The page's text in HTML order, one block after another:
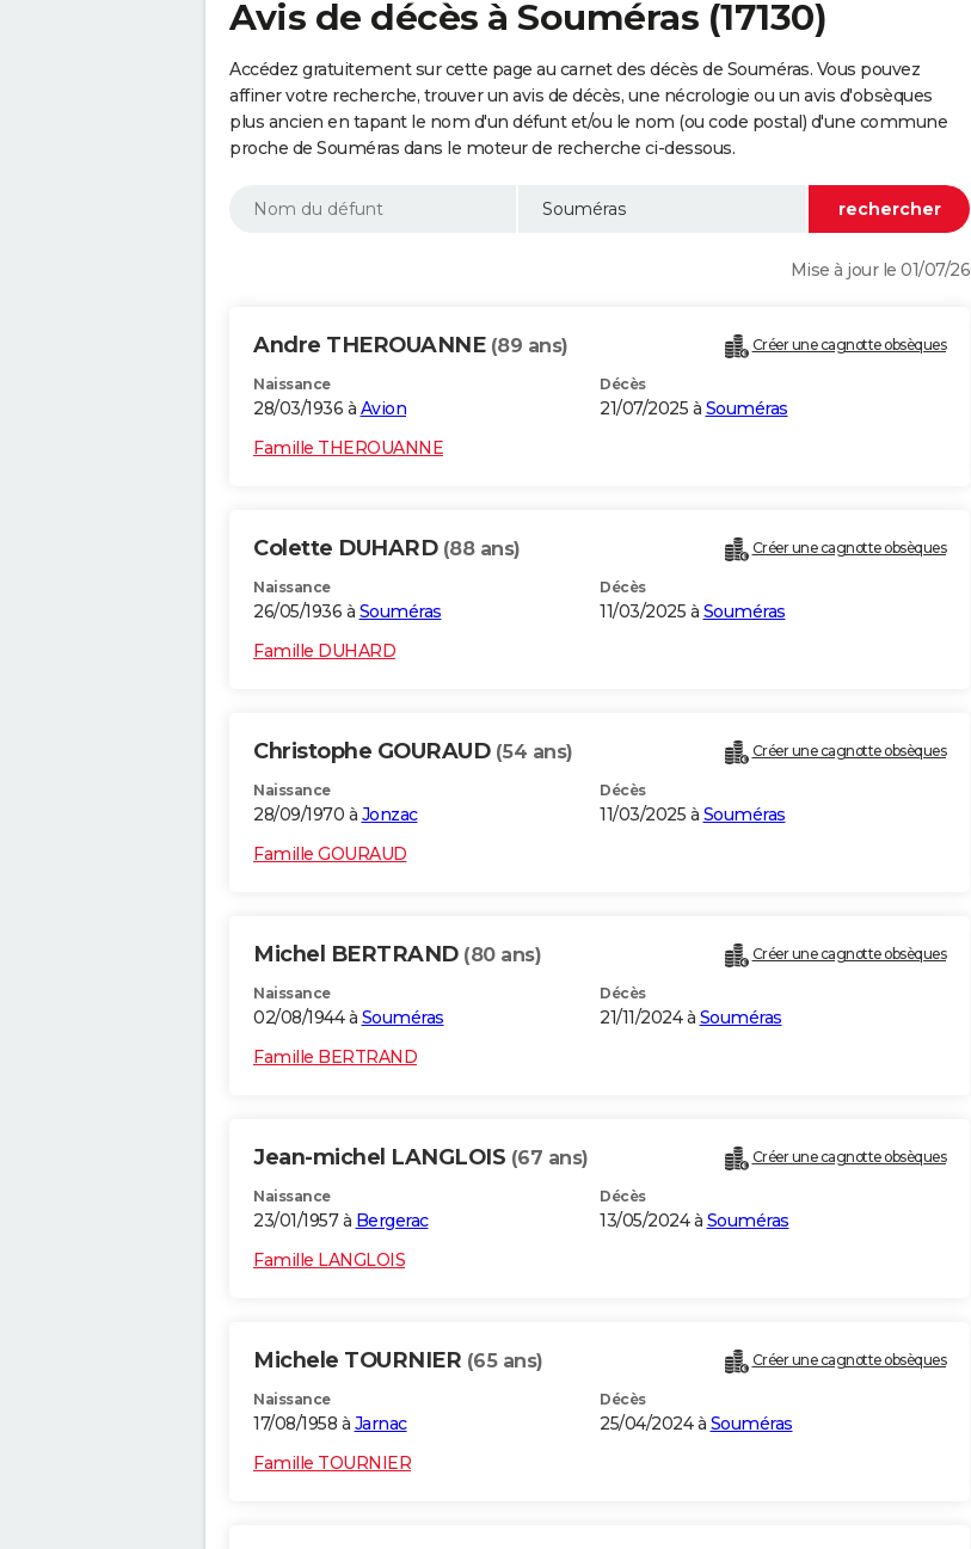
Avis de décès à Souméras (17130)
Accédez gratuitement sur cette page au carnet des décès de Souméras. Vous pouvez
affiner votre recherche, trouver un avis de décès, une nécrologie ou un avis d'obsèques
plus ancien en tapant le nom d'un défunt et/ou le nom (ou code postal) d'une commune
proche de Souméras dans le moteur de recherche ci-dessous.
Mise à jour le 01/07/26
Andre THEROUANNE (89 ans) Créer une cagnotte obsèques
Naissance
28/03/1936 à Avion
Décès
21/07/2025 à Souméras
Famille THEROUANNE
Colette DUHARD (88 ans) Créer une cagnotte obsèques
Naissance
26/05/1936 à Souméras
Décès
11/03/2025 à Souméras
Famille DUHARD
Christophe GOURAUD (54 ans) Créer une cagnotte obsèques
Naissance
28/09/1970 à Jonzac
Décès
11/03/2025 à Souméras
Famille GOURAUD
Michel BERTRAND (80 ans) Créer une cagnotte obsèques
Naissance
02/08/1944 à Souméras
Décès
21/11/2024 à Souméras
Famille BERTRAND
Jean-michel LANGLOIS (67 ans) Créer une cagnotte obsèques
Naissance
23/01/1957 à Bergerac
Décès
13/05/2024 à Souméras
Famille LANGLOIS
Michele TOURNIER (65 ans) Créer une cagnotte obsèques
Naissance
17/08/1958 à Jarnac
Décès
25/04/2024 à Souméras
Famille TOURNIER